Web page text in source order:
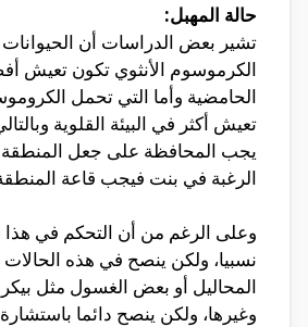
حالة المهبل:
تشير بعض الدراسات أن
الكرموسوم الأنثوي تكون تعيش
الحامضية وأما التي تحمل
تعيش أكثر في البيئة القلوية
يجب المحافظة على جعل المنطقة
الرغبة في بنت فيجب قاعة
وعلى الرغم من أن التحكم في هذا
نسبيا، ولكن ينصح في هذه
المحاليل أو بعض الغسول مثل
وغيرها، ولكن ينصح دائما